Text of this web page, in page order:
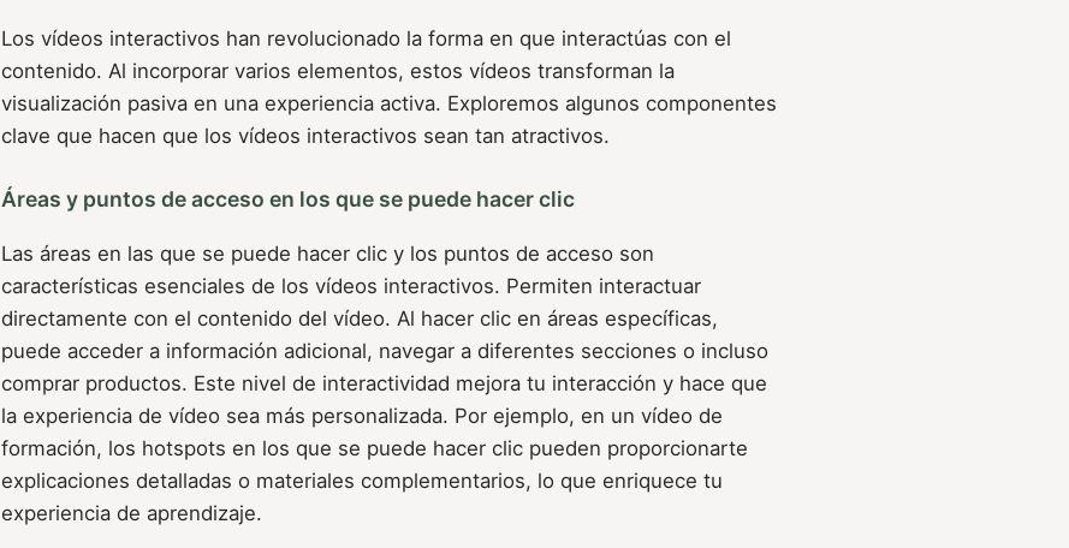
Los vídeos interactivos han revolucionado la forma en que interactúas con el
contenido. Al incorporar varios elementos, estos vídeos transforman la
visualización pasiva en una experiencia activa. Exploremos algunos componentes
clave que hacen que los vídeos interactivos sean tan atractivos.
Áreas y puntos de acceso en los que se puede hacer clic
Las áreas en las que se puede hacer clic y los puntos de acceso son
características esenciales de los vídeos interactivos. Permiten interactuar
directamente con el contenido del vídeo. Al hacer clic en áreas específicas,
puede acceder a información adicional, navegar a diferentes secciones o incluso
comprar productos. Este nivel de interactividad mejora tu interacción y hace que
la experiencia de vídeo sea más personalizada. Por ejemplo, en un vídeo de
formación, los hotspots en los que se puede hacer clic pueden proporcionarte
explicaciones detalladas o materiales complementarios, lo que enriquece tu
experiencia de aprendizaje.